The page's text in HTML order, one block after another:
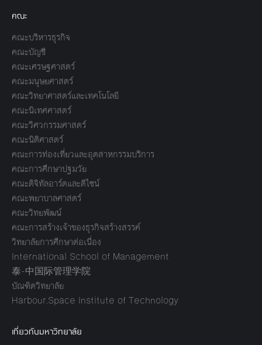
คณะ
คณะบริหารธุรกิจ
คณะบัญชี
คณะเศรษฐศาสตร์
คณะมนุษยศาสตร์
คณะวิทยาศาสตร์และเทคโนโลยี
คณะนิเทศศาสตร์
คณะวิศวกรรมศาสตร์
คณะนิติศาสตร์
คณะการท่องเที่ยวและอุตสาหกรรมบริการ
คณะการศึกษาปฐมวัย
คณะดิจิทัลอาร์ตและดีไซน์
คณะพยาบาลศาสตร์
คณะวิทยพัฒน์
คณะการสร้างเจ้าของธุรกิจสร้างสรรค์
วิทยาลัยการศึกษาต่อเนื่อง
International School of Management
泰-中国际管理学院
บัณฑิตวิทยาลัย
Harbour.Space Institute of Technology
เกี่ยวกับมหาวิทยาลัย